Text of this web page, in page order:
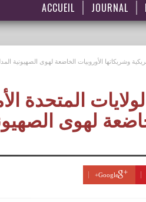
ACCUEIL JOURNAL
وشريكاتها الأوروبيات الخاضعة لهوى الصهيونية
المتحدة
لهوى
Google+